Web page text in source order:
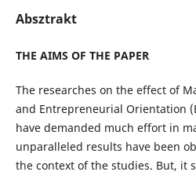
Absztrakt
THE AIMS OF THE PAPER
The researches on the effect of
and Entrepreneurial Orientation
have demanded much effort in
unparalleled results have been
the context of the studies. But, it